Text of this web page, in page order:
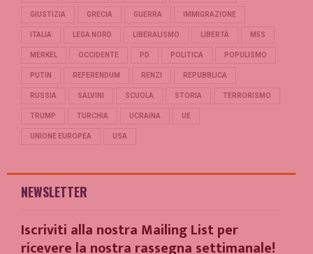
GIUSTIZIA GRECIA GUERRA IMMIGRAZIONE
ITALIA LEGA NORD LIBERALISMO LIBERTÀ M5S
MERKEL OCCIDENTE PD POLITICA POPULISMO
PUTIN REFERENDUM RENZI REPUBBLICA
RUSSIA SALVINI SCUOLA STORIA TERRORISMO
TRUMP TURCHIA UCRAINA UE
UNIONE EUROPEA USA
NEWSLETTER
Iscriviti alla nostra Mailing List per
ricevere la nostra rassegna settimanale!